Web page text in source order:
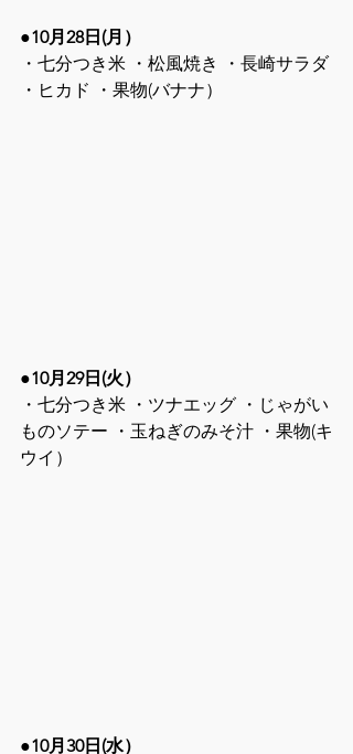
●10月28日(月）
・七分つき米 ・松風焼き ・長崎サラダ
・ヒカド ・果物(バナナ）
●10月29日(火）
・七分つき米 ・ツナエッグ ・じゃがい
ものソテー ・玉ねぎのみそ汁 ・果物(キ
ウイ）
●10月30日(水）